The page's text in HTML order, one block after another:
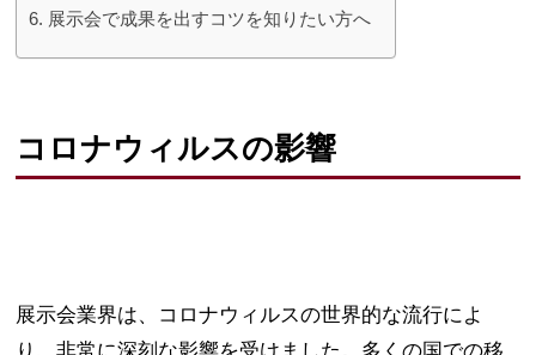
展示会で成果を出すコツを知りたい方へ
コロナウィルスの影響
展示会業界は、コロナウィルスの世界的な流行によ